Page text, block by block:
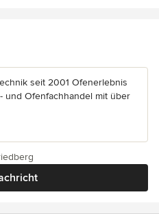
seit 2001 Ofenerlebnis
und Ofenfachhandel mit über